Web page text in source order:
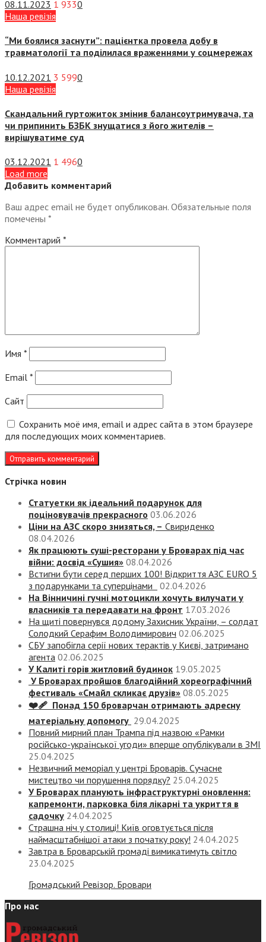
08.11.2023 1 9330
Наша ревізія
“Ми боялися заснути”: пацієнтка провела добу в
травматології та поділилася враженнями у соцмережах
10.12.2021 3 5990
Наша ревізія
Скандальний гуртожиток змінив балансоутримувача, та
чи припинить БЗБК знущатися з його жителів –
вирішуватиме суд
03.12.2021 1 4960
Load more
Добавить комментарий
Ваш адрес email не будет опубликован. Обязательные поля
помечены *
Комментарий *
Имя *
Email *
Сайт
Сохранить моё имя, email и адрес сайта в этом браузере
для последующих моих комментариев.
Стрічка новин
Статуетки як ідеальний подарунок для
поціновувачів прекрасного 03.06.2026
Ціни на АЗС скоро знизяться, – Свириденко
08.04.2026
Як працюють суші-ресторани у Броварах під час
війни: досвід «Сушия» 08.04.2026
Встигни бути серед перших 100! Відкриття АЗС EURO 5
з подарунками та суперцінами
02.04.2026
На Вінничині гучні мотоцикли хочуть вилучати у
власників та передавати на фронт 17.03.2026
На щиті повернувся додому Захисник України, – солдат
Солодкий Серафим Володимирович 02.06.2025
СБУ запобігла серії нових терактів у Києві, затримано
агента 02.06.2025
У Калиті горів житловий будинок 19.05.2025
У Броварах пройшов благодійний хореографічний
фестиваль «Смайл скликає друзів» 08.05.2025
❤️‍🩹 Понад 150 броварчан отримають адресну
матеріальну допомогу 29.04.2025
Повний мирний план Трампа під назвою «‎Рамки
російсько-української угоди» вперше опублікували в ЗМІ
25.04.2025
Незвичний меморіал у центрі Броварів. Сучасне
мистецтво чи порушення порядку? 25.04.2025
У Броварах планують інфраструктурні оновлення:
капремонти, парковка біля лікарні та укриття в
садочку 24.04.2025
Страшна ніч у столиці! Київ оговтується після
наймасштабнішої атаки з початку року! 24.04.2025
Завтра в Броварській громаді вимикатимуть світло
23.04.2025
Громадський Ревізор. Бровари
Про нас